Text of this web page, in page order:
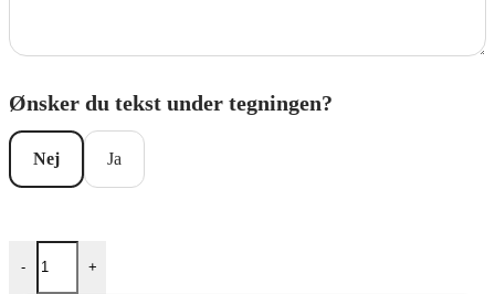
Ønsker du tekst under tegningen?
Nej Ja
-
Golfbolde med Happy Mother´s Day antal
+